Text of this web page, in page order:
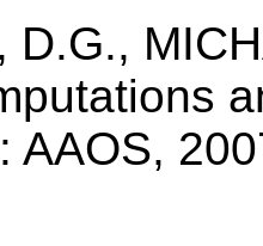
D.G.,
AAOS,